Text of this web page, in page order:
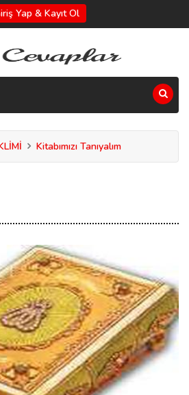
Yap & Kayıt Ol
Kitabımızı Tanıyalım